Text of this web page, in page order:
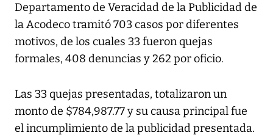
Departamento de Veracidad de la Publicidad de
la Acodeco tramitó 703 casos por diferentes
motivos, de los cuales 33 fueron quejas
formales, 408 denuncias y 262 por oficio.
Las 33 quejas presentadas, totalizaron un
monto de $784,987.77 y su causa principal fue
el incumplimiento de la publicidad presentada.